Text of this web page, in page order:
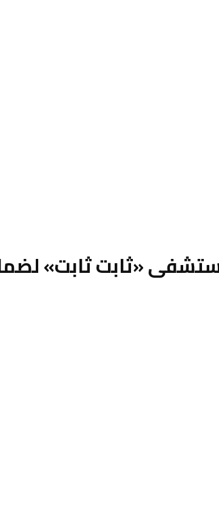
«ثابت ثابت»